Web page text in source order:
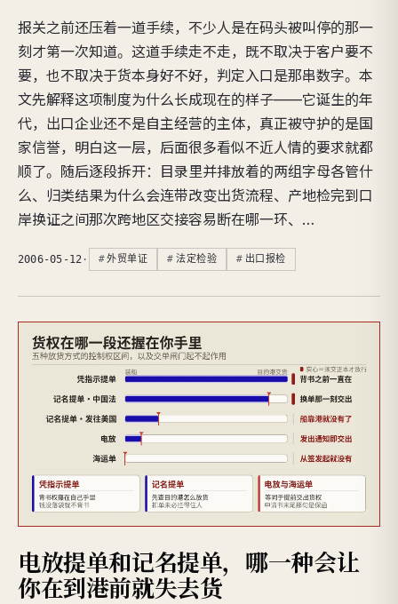
报关之前还压着一道手续，不少人是在码头被叫停的那一
刻才第一次知道。这道手续走不走，既不取决于客户要不
要，也不取决于货本身好不好，判定入口是那串数字。本
文先解释这项制度为什么长成现在的样子——它诞生的年
代，出口企业还不是自主经营的主体，真正被守护的是国
家信誉，明白这一层，后面很多看似不近人情的要求就都
顺了。随后逐段拆开：目录里并排放着的两组字母各管什
么、归类结果为什么会连带改变出货流程、产地检完到口
岸换证之间那次跨地区交接容易断在哪一环、…
2006-05-12 · 外贸单证 法定检验 出口报检
电放提单和记名提单，哪一种会让
你在到港前就失去货